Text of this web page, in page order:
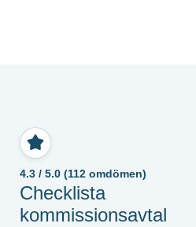
4.3 / 5.0 (112 omdömen)
Checklista
kommissionsavtal